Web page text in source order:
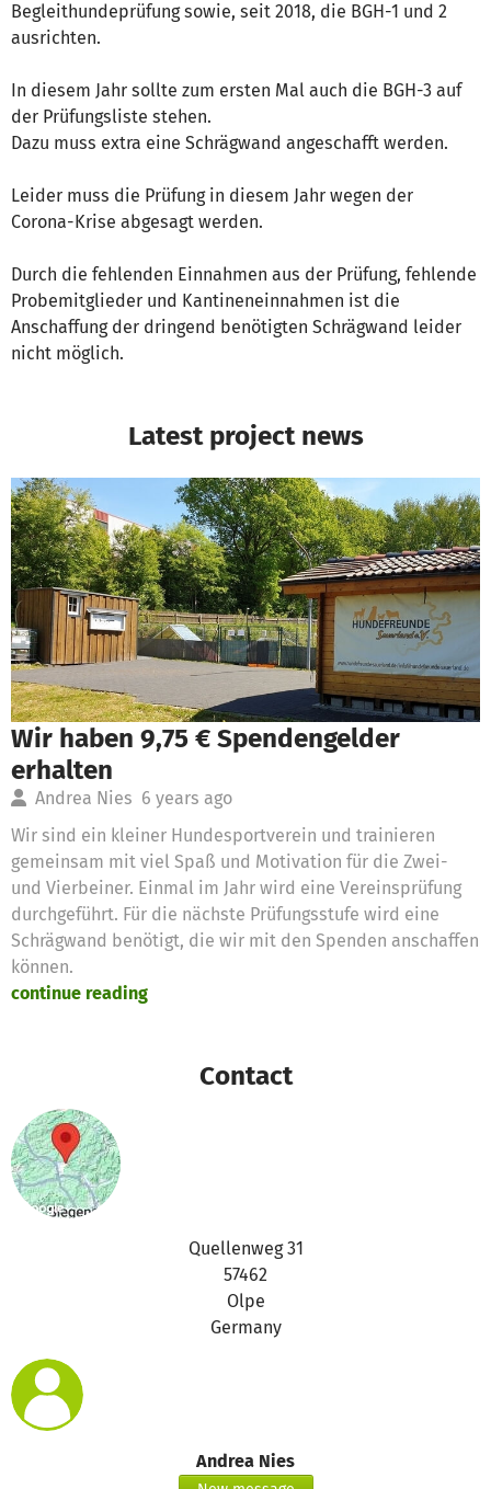
Begleithundeprüfung sowie, seit 2018, die BGH-1 und 2
ausrichten.
In diesem Jahr sollte zum ersten Mal auch die BGH-3 auf
der Prüfungsliste stehen.
Dazu muss extra eine Schrägwand angeschafft werden.
Leider muss die Prüfung in diesem Jahr wegen der
Corona-Krise abgesagt werden.
Durch die fehlenden Einnahmen aus der Prüfung, fehlende
Probemitglieder und Kantineneinnahmen ist die
Anschaffung der dringend benötigten Schrägwand leider
nicht möglich.
Latest project news
Wir haben 9,75 € Spendengelder
erhalten
Andrea Nies 6 years ago
Wir sind ein kleiner Hundesportverein und trainieren
gemeinsam mit viel Spaß und Motivation für die Zwei-
und Vierbeiner. Einmal im Jahr wird eine Vereinsprüfung
durchgeführt. Für die nächste Prüfungsstufe wird eine
Schrägwand benötigt, die wir mit den Spenden anschaffen
können.
continue reading
Contact
Quellenweg 31
57462
Olpe
Germany
Andrea Nies